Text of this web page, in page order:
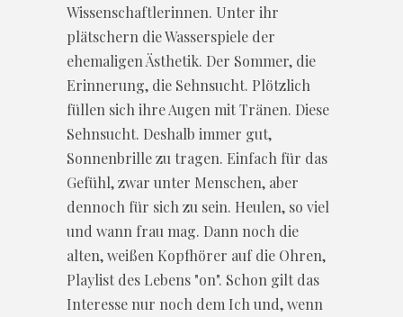
Wissenschaftlerinnen. Unter ihr
plätschern die Wasserspiele der
ehemaligen Ästhetik. Der Sommer, die
Erinnerung, die Sehnsucht. Plötzlich
füllen sich ihre Augen mit Tränen. Diese
Sehnsucht. Deshalb immer gut,
Sonnenbrille zu tragen. Einfach für das
Gefühl, zwar unter Menschen, aber
dennoch für sich zu sein. Heulen, so viel
und wann frau mag. Dann noch die
alten, weißen Kopfhörer auf die Ohren,
Playlist des Lebens "on". Schon gilt das
Interesse nur noch dem Ich und, wenn